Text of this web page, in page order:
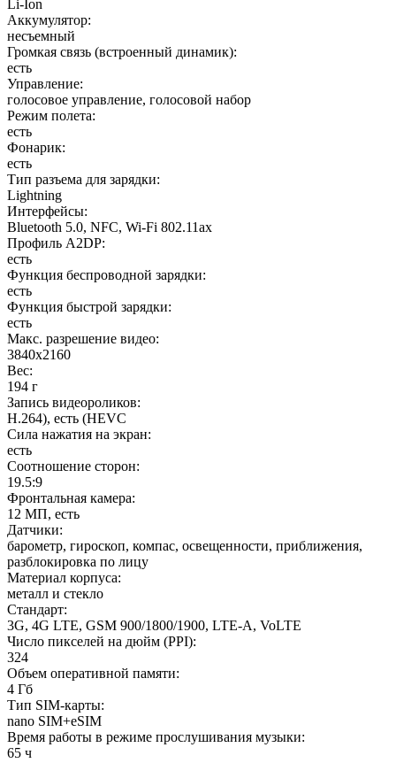
Li-Ion
Аккумулятор:
несъемный
Громкая связь (встроенный динамик):
есть
Управление:
голосовое управление, голосовой набор
Режим полета:
есть
Фонарик:
есть
Тип разъема для зарядки:
Lightning
Интерфейсы:
Bluetooth 5.0, NFC, Wi-Fi 802.11ax
Профиль A2DP:
есть
Функция беспроводной зарядки:
есть
Функция быстрой зарядки:
есть
Макс. разрешение видео:
3840x2160
Вес:
194 г
Запись видеороликов:
H.264), есть (HEVC
Сила нажатия на экран:
есть
Соотношение сторон:
19.5:9
Фронтальная камера:
12 МП, есть
Датчики:
барометр, гироскоп, компас, освещенности, приближения,
разблокировка по лицу
Материал корпуса:
металл и стекло
Стандарт:
3G, 4G LTE, GSM 900/1800/1900, LTE-A, VoLTE
Число пикселей на дюйм (PPI):
324
Объем оперативной памяти:
4 Гб
Тип SIM-карты:
nano SIM+eSIM
Время работы в режиме прослушивания музыки:
65 ч